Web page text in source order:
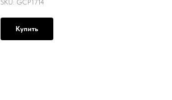
SKU: GCP1714
Купить